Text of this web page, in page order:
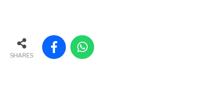
SHARES